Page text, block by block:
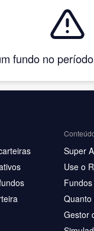
fundo no
Super
Use o
Quanto
Gestor